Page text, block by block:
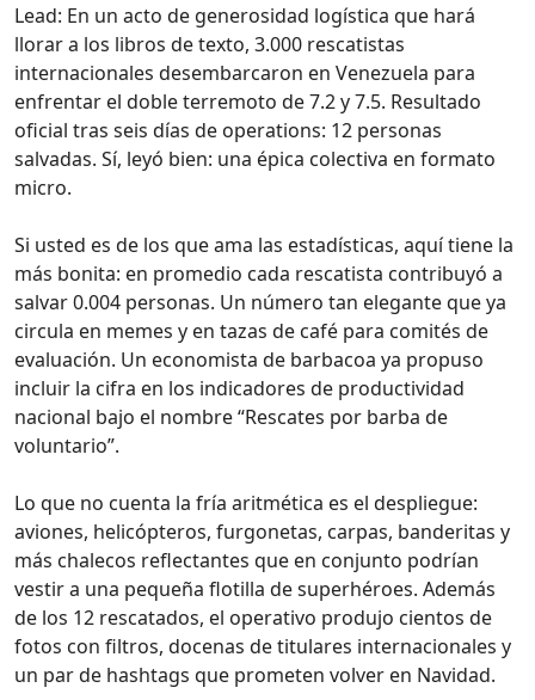
Lead: En un acto de generosidad logística que hará
llorar a los libros de texto, 3.000 rescatistas
internacionales desembarcaron en Venezuela para
enfrentar el doble terremoto de 7.2 y 7.5. Resultado
oficial tras seis días de operations: 12 personas
salvadas. Sí, leyó bien: una épica colectiva en formato
micro.
Si usted es de los que ama las estadísticas, aquí tiene la
más bonita: en promedio cada rescatista contribuyó a
salvar 0.004 personas. Un número tan elegante que ya
circula en memes y en tazas de café para comités de
evaluación. Un economista de barbacoa ya propuso
incluir la cifra en los indicadores de productividad
nacional bajo el nombre “Rescates por barba de
voluntario”.
Lo que no cuenta la fría aritmética es el despliegue:
aviones, helicópteros, furgonetas, carpas, banderitas y
más chalecos reflectantes que en conjunto podrían
vestir a una pequeña flotilla de superhéroes. Además
de los 12 rescatados, el operativo produjo cientos de
fotos con filtros, docenas de titulares internacionales y
un par de hashtags que prometen volver en Navidad.